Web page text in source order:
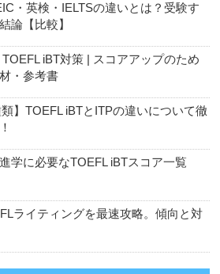
・英検・IELTSの違いとは？受験す
論【比較】
TOEFL iBT対策 | スコアアップのため
・参考書
類】TOEFL iBTとITPの違いについて徹
学に必要なTOEFL iBTスコア一覧
ライティングを最速攻略。傾向と対